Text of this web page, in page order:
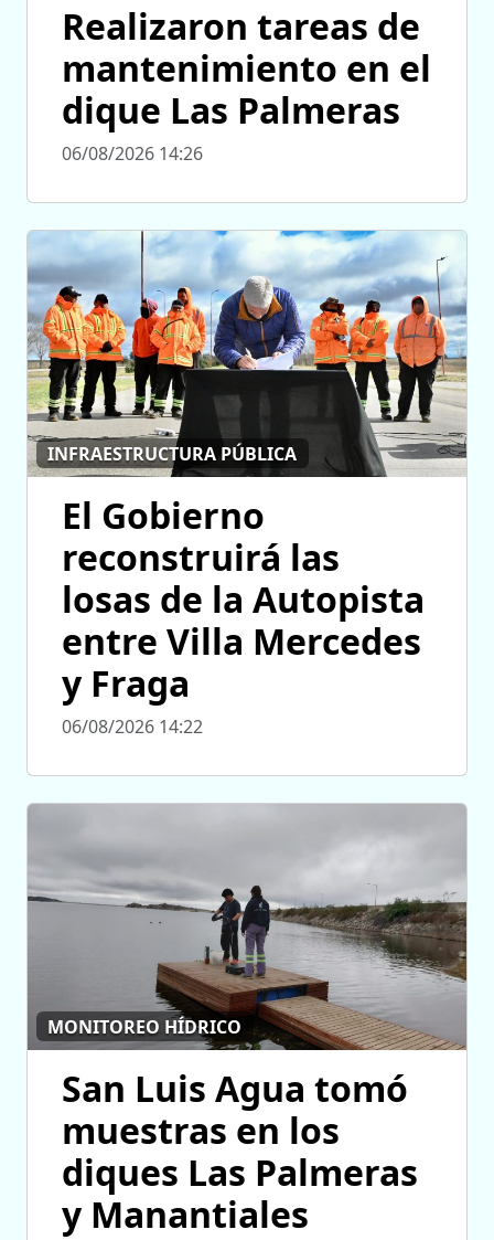
Realizaron tareas de
mantenimiento en el
dique Las Palmeras
06/08/2026 14:26
INFRAESTRUCTURA PÚBLICA
El Gobierno
reconstruirá las
losas de la Autopista
entre Villa Mercedes
y Fraga
06/08/2026 14:22
MONITOREO HÍDRICO
San Luis Agua tomó
muestras en los
diques Las Palmeras
y Manantiales